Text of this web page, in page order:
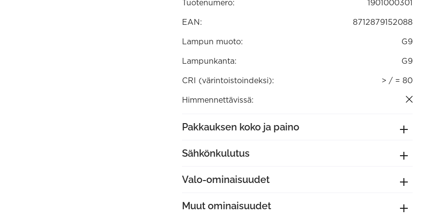
Tuotenumero: 1901000301
EAN: 8712879152088
Lampun muoto: G9
Lampunkanta: G9
CRI (värintoistoindeksi): > / = 80
Himmennettävissä:
Pakkauksen koko ja paino
Sähkönkulutus
Valo-ominaisuudet
Muut ominaisuudet